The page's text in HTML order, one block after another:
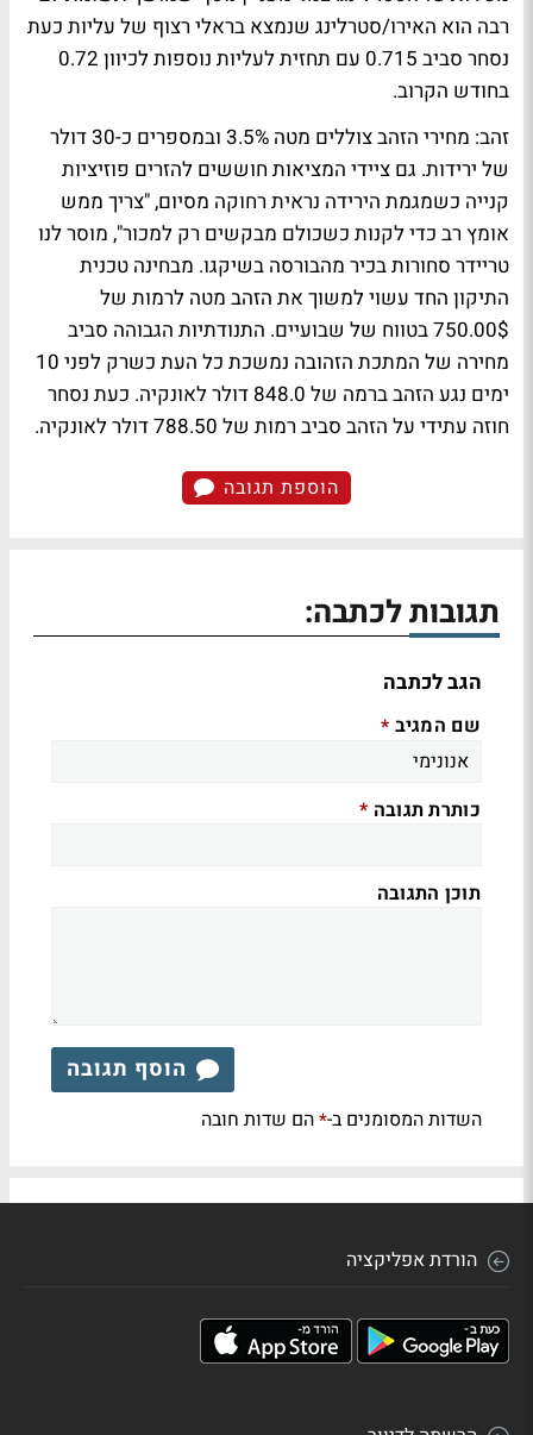
רבה הוא האירו/סטרלינג שנמצא בראלי רצוף של עליות כעת
נסחר סביב 0.715 עם תחזית לעליות נוספות לכיוון 0.72
בחודש הקרוב.
זהב:
מחירי הזהב צוללים מטה 3.5% ובמספרים כ-30 דולר
של ירידות. גם ציידי המציאות חוששים להזרים פוזיציות
קנייה כשמגמת הירידה נראית רחוקה מסיום, "צריך ממש
אומץ רב כדי לקנות כשכולם מבקשים רק למכור", מוסר לנו
טריידר סחורות בכיר מהבורסה בשיקגו. מבחינה טכנית
התיקון החד עשוי למשוך את הזהב מטה לרמות של
750.00$ בטווח של שבועיים. התנודתיות הגבוהה סביב
מחירה של המתכת הזהובה נמשכת כל העת כשרק לפני 10
ימים נגע הזהב ברמה של 848.0 דולר לאונקיה. כעת נסחר
חוזה עתידי על הזהב סביב רמות של 788.50 דולר לאונקיה.
הוספת תגובה
תגובות לכתבה:
הגב לכתבה
שם המגיב *
כותרת תגובה *
תוכן התגובה
הוסף תגובה
השדות המסומנים ב-*הם שדות חובה
הורדת אפליקציה